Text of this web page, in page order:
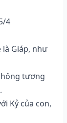
4
là Giáp, như
tương
Kỷ của con,